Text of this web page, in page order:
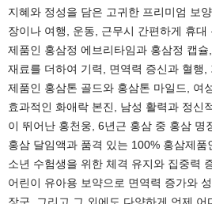
지혜와 정성을 담은 고귀한 프리미엄 보
장이나 여행, 운동, 근무시 간편하게 휴
제품인 홍삼정 에브리타임과 홍삼정 캡
재료를 더하여 기력, 면역력 증신과 혈행,
제품인 홍삼톤 골드와 홍삼톤 마일드, 여
효과적인 화애락 본진, 남성 활력과 정신
이 뛰어난 홍천웅, 6년근 홍삼 중 홍삼 명
홍삼 달임액과 품격 있는 100% 홍삼제품
소년 수험생을 위한 체격 유지와 집중력
어린이 유아용 보약으로 면역력 증가와